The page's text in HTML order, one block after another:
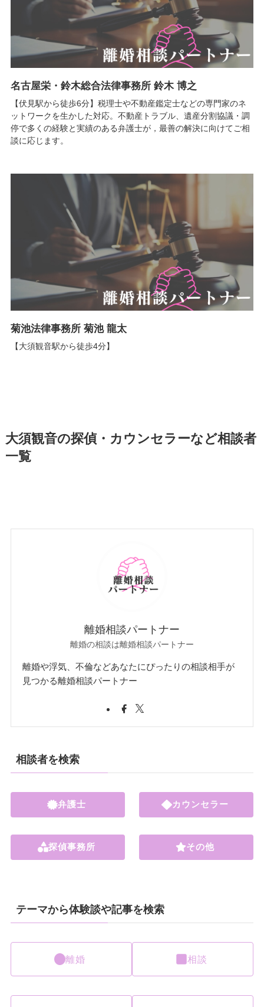
名古屋栄・鈴木総合法律事務所 鈴木 博之
【伏見駅から徒歩6分】税理士や不動産鑑定士などの専門家のネ
ットワークを生かした対応。不動産トラブル、遺産分割協議・調
停で多くの経験と実績のある弁護士が，最善の解決に向けてご相
談に応じます。
菊池法律事務所 菊池 龍太
【大須観音駅から徒歩4分】
大須観音の探偵・カウンセラーなど相談者
一覧
離婚相談パートナー
離婚の相談は離婚相談パートナー
離婚や浮気、不倫などあなたにぴったりの相談相手が
見つかる離婚相談パートナー
相談者を検索
弁護士
探偵事務所
カウンセラー
その他
テーマから体験談や記事を検索
離婚 相談